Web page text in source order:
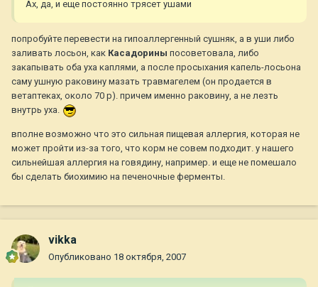
Ах, да, и еще постоянно трясет ушами
попробуйте перевести на гипоаллергенный сушняк, а в уши либо
заливать лосьон, как Касадорины посоветовала, либо
закапывать оба уха каплями, а после просыхания капель-лосьона
саму ушную раковину мазать травмагелем (он продается в
ветаптеках, около 70 р). причем именно раковину, а не лезть
внутрь уха.
вполне возможно что это сильная пищевая аллергия, которая не
может пройти из-за того, что корм не совем подходит. у нашего
сильнейшая аллергия на говядину, например. и еще не помешало
бы сделать биохимию на печеночные ферменты.
vikka
Опубликовано 18 октября, 2007